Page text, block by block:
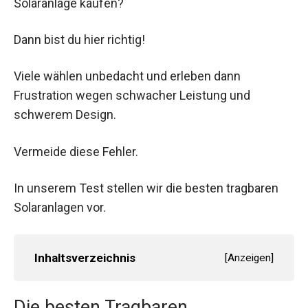
Solaranlage kaufen?
Dann bist du hier richtig!
Viele wählen unbedacht und erleben dann
Frustration wegen schwacher Leistung und
schwerem Design.
Vermeide diese Fehler.
In unserem Test stellen wir die besten tragbaren
Solaranlagen vor.
Inhaltsverzeichnis [Anzeigen]